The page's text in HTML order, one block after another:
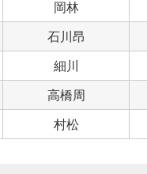
岡林
石川昂
細川
高橋周
村松